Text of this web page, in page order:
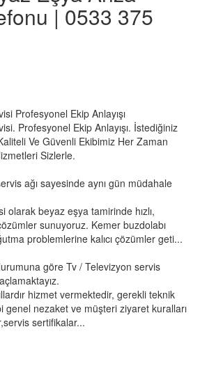
| 0533 375
Profesyonel Ekip Anlayışı
Profesyonel Ekip Anlayışı. İstediğiniz
Ve Güvenli Ekibimiz Her Zaman
Sizlerle.
ağı sayesinde aynı gün müdahale
olarak beyaz eşya tamirinde hızlı,
sunuyoruz. Kemer buzdolabı
problemlerine kalıcı çözümler geti...
göre Tv / Televizyon servis
hizmet vermektedir, gerekli teknik
genel nezaket ve müşteri ziyaret kuralları
sertifikalar...